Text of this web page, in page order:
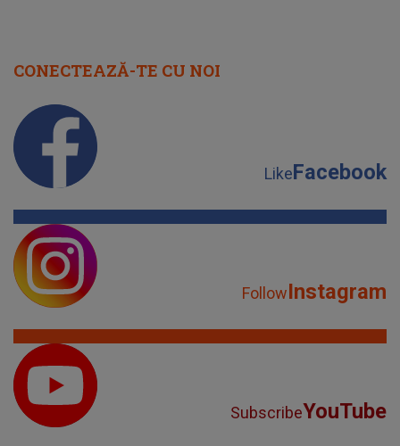
CONECTEAZĂ-TE CU NOI
LikeFacebook
FollowInstagram
SubscribeYouTube